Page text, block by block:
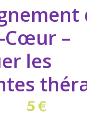
Cœur –
les
5€